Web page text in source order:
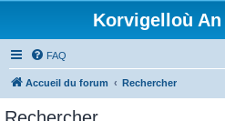
Korvigelloù An
FAQ
Accueil du forum Rechercher